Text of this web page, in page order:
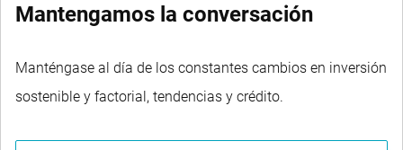
Mantengamos la conversación
Manténgase al día de los constantes cambios en inversión
sostenible y factorial, tendencias y crédito.